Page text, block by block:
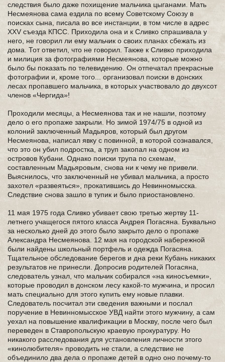
следствия было даже похищение мальчика цыганами. Мать
Несмеянова сама ездила по всему Советскому Союзу в
поисках сына, писала во все инстанции, в том числе в адрес
XXV съезда КПСС. Приходила она и к Сливко спрашивала у
него, не говорил ли ему мальчик о своих планах сбежать из
дома. Тот ответил, что не говорил. Также к Сливко приходила
и милиция за фотографиями Несмеянова, которые можно
было бы показать по телевидению. Он отпечатал прекрасные
фотографии и, кроме того... организовал поиски в донских
лесах пропавшего мальчика, в которых участвовало до двухсот
членов «Чергида»!
Проходили месяцы, а Несмеянова так и не нашли, поэтому
дело о его пропаже закрыли. Но зимой 1974/75 в одной из
колоний заключенный Мадьяров, который был другом
Несмеянова, написал явку с повинной, в которой сознавался,
что это он убил подростка, а труп закопал на одном из
островов Кубани. Однако поиски трупа по схемам,
составленным Мадьяровым, снова ни к чему не привели.
Выяснилось, что заключенный не убивал мальчика, а просто
захотел «развеяться», прокатившись до Невинномысска.
Следствие снова зашло в тупик и было приостановлено.
11 мая 1975 года Сливко убивает свою третью жертву 11-
летнего учащегося пятого класса Андрея Погасяна. Буквально
за несколько дней до этого было закрыто дело о пропаже
Александра Несмеянова. 12 мая на городской набережной
были найдены школьный портфель и одежда Погасяна.
Тщательное обследование берегов и дна реки Кубань никаких
результатов не принесли. Допросив родителей Погасяна,
следователь узнал, что мальчик собирался «на киносъемки»,
которые проводил в донском лесу какой-то мужчина, и просил
мать специально для этого купить ему новые плавки.
Следователь посчитал эти сведения важными и послал
поручение в Невинномысское УВД найти этого мужчину, а сам
уехал на повышение квалификации в Москву, после чего был
переведен в Ставропольскую краевую прокуратуру. Но
никакого расследования для установления личности этого
«кинолюбителя» проводить не стали, а следствие не
объединило два дела о пропаже детей в одно оно почему-то